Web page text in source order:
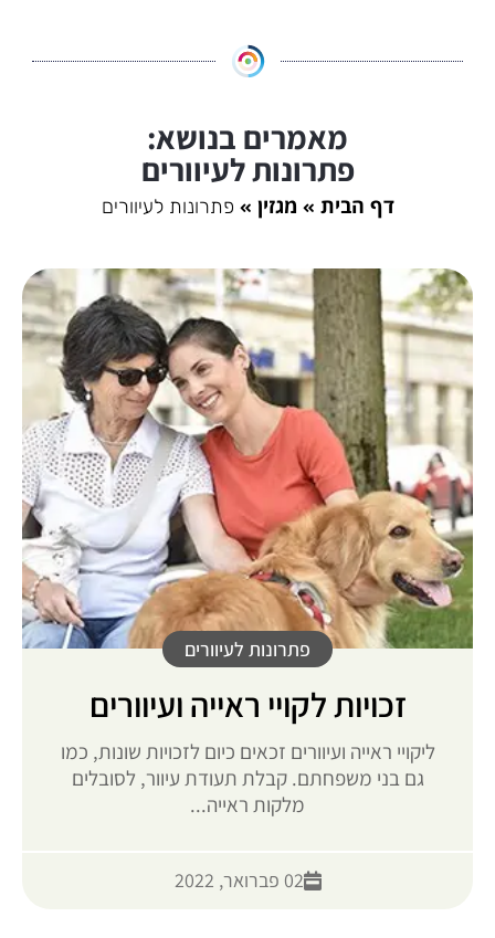
מאמרים בנושא:
פתרונות לעיוורים
דף הבית מגזין פתרונות לעיוורים
פתרונות לעיוורים
זכויות לקויי ראייה ועיוורים
ליקויי ראייה ועיוורים זכאים כיום לזכויות שונות, כמו
גם בני משפחתם. קבלת תעודת עיוור, לסובלים
מלקות ראייה...
02 פברואר, 2022